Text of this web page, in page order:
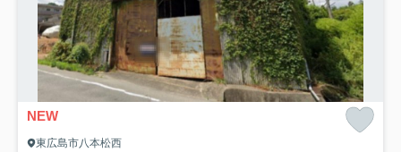
NEW
東広島市八本松西